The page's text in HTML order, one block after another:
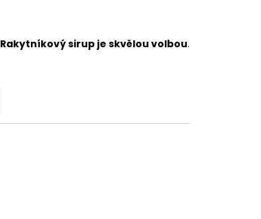
Rakytníkový sirup je skvělou volbou.